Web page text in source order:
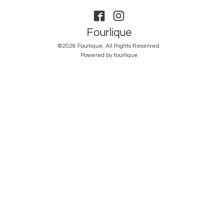
Fourlique
©2026 Fourlique. All Rights Reserved.
Powered by fourlique